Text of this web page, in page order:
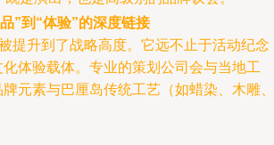
”到“体验”的深度链接
提升到了战略高度。它远不止于活动纪念
体验载体。专业的策划公司会与当地工
元素与巴厘岛传统工艺（如蜡染、木雕、